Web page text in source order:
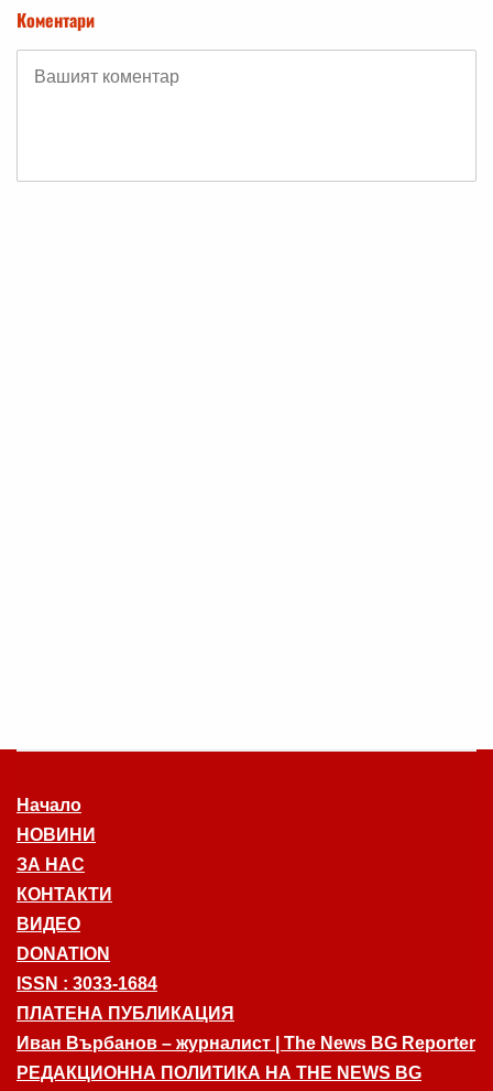
Коментари
Начало
НОВИНИ
ЗА НАС
КОНТАКТИ
ВИДЕО
DONATION
ISSN : 3033-1684
ПЛАТЕНА ПУБЛИКАЦИЯ
Иван Върбанов – журналист | The News BG Reporter
РЕДАКЦИОННА ПОЛИТИКА НА THE NEWS BG